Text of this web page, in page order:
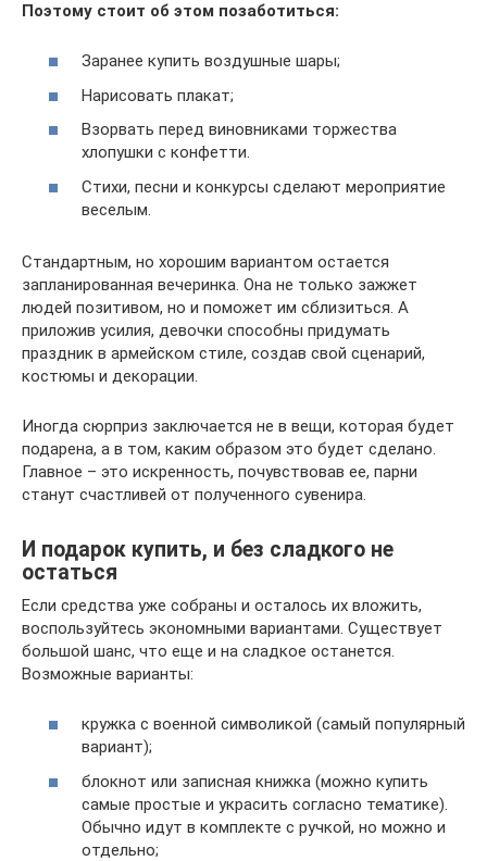
Поэтому стоит об этом позаботиться:
Заранее купить воздушные шары;
Нарисовать плакат;
Взорвать перед виновниками торжества
хлопушки с конфетти.
Стихи, песни и конкурсы сделают мероприятие
веселым.
Стандартным, но хорошим вариантом остается
запланированная вечеринка. Она не только зажжет
людей позитивом, но и поможет им сблизиться. А
приложив усилия, девочки способны придумать
праздник в армейском стиле, создав свой сценарий,
костюмы и декорации.
Иногда сюрприз заключается не в вещи, которая будет
подарена, а в том, каким образом это будет сделано.
Главное – это искренность, почувствовав ее, парни
станут счастливей от полученного сувенира.
И подарок купить, и без сладкого не
остаться
Если средства уже собраны и осталось их вложить,
воспользуйтесь экономными вариантами. Существует
большой шанс, что еще и на сладкое останется.
Возможные варианты:
кружка с военной символикой (самый популярный
вариант);
блокнот или записная книжка (можно купить
самые простые и украсить согласно тематике).
Обычно идут в комплекте с ручкой, но можно и
отдельно;